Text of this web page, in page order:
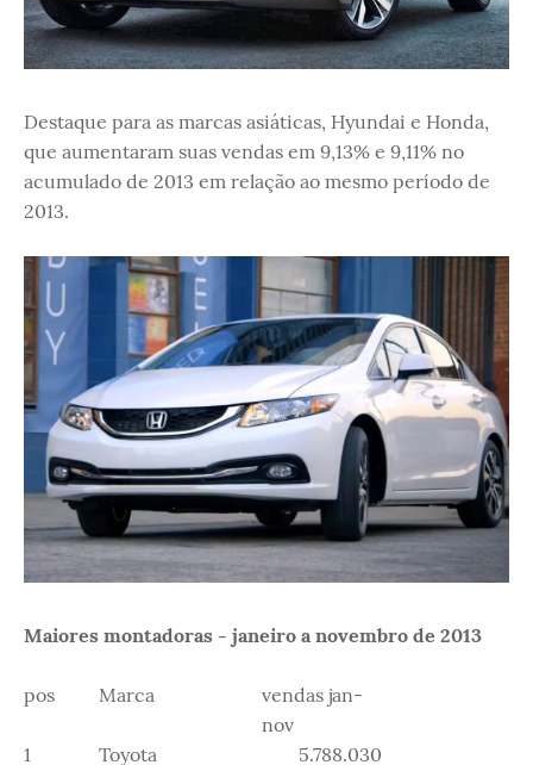
Destaque para as marcas asiáticas, Hyundai e Honda,
que aumentaram suas vendas em 9,13% e 9,11% no
acumulado de 2013 em relação ao mesmo período de
2013.
Maiores montadoras - janeiro a novembro de 2013
pos Marca
vendas jan-
nov
1
Toyota 5.788.030